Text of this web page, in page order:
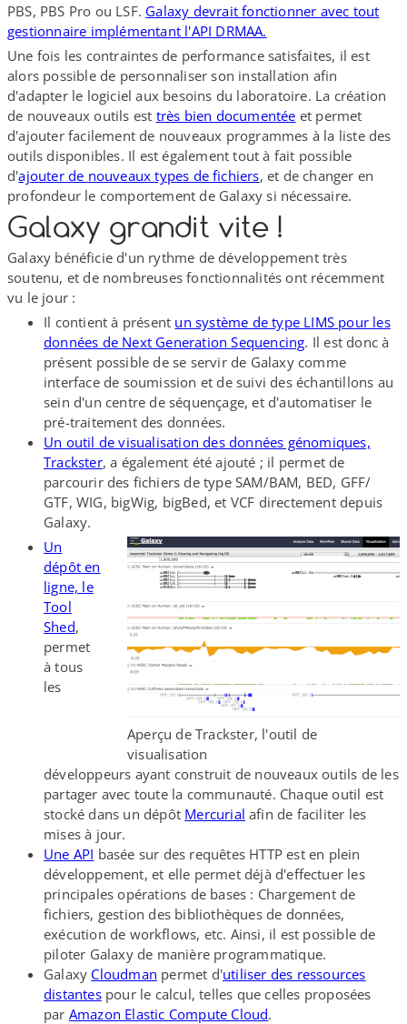
PBS, PBS Pro ou LSF. Galaxy devrait fonctionner avec tout
gestionnaire implémentant l'API DRMAA.
Une fois les contraintes de performance satisfaites, il est
alors possible de personnaliser son installation afin
d'adapter le logiciel aux besoins du laboratoire. La création
de nouveaux outils est très bien documentée et permet
d'ajouter facilement de nouveaux programmes à la liste des
outils disponibles. Il est également tout à fait possible
d'ajouter de nouveaux types de fichiers, et de changer en
profondeur le comportement de Galaxy si nécessaire.
Galaxy grandit vite !
Galaxy bénéficie d'un rythme de développement très
soutenu, et de nombreuses fonctionnalités ont récemment
vu le jour :
Il contient à présent un système de type LIMS pour les
données de Next Generation Sequencing. Il est donc à
présent possible de se servir de Galaxy comme
interface de soumission et de suivi des échantillons au
sein d'un centre de séquençage, et d'automatiser le
pré-​traitement des données.
Un outil de visualisation des données génomiques,
Trackster, a également été ajouté ; il permet de
parcourir des fichiers de type SAM/​BAM, BED, GFF/​
GTF, WIG, bigWig, bigBed, et VCF directement depuis
Galaxy.
Aperçu de Trackster, l'outil de
visualisation
Un
dépôt en
ligne, le
Tool
Shed,
permet
à tous
les
développeurs ayant construit de nouveaux outils de les
partager avec toute la communauté. Chaque outil est
stocké dans un dépôt Mercurial afin de faciliter les
mises à jour.
Une API basée sur des requêtes HTTP est en plein
développement, et elle permet déjà d'effectuer les
principales opérations de bases : Chargement de
fichiers, gestion des bibliothèques de données,
exécution de workflows, etc. Ainsi, il est possible de
piloter Galaxy de manière programmatique.
Galaxy Cloudman permet d'utiliser des ressources
distantespour le calcul, telles que celles proposées
par Amazon Elastic Compute Cloud.